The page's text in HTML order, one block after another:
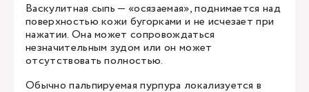
Васкулитная сыпь — «осязаемая», поднимается над
поверхностью кожи бугорками и не исчезает при
нажатии. Она может сопровождаться
незначительным зудом или он может
отсутствовать полностью.
Обычно пальпируемая пурпура локализуется в